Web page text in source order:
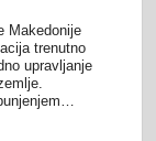
Makedonije
trenutno
upravljanje